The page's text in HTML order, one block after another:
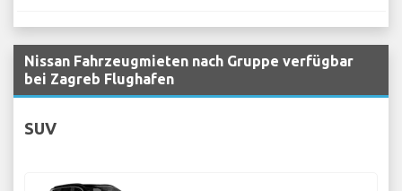
Nissan Fahrzeugmieten nach Gruppe verfügbar
bei Zagreb Flughafen
SUV